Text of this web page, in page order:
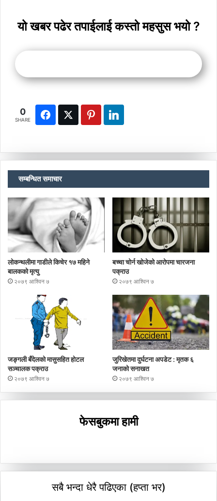
यो खबर पढेर तपाईलाई कस्तो महसुस भयो ?
0
SHARE
सम्बन्धित समाचार
लोकन्थलीमा गाडीले किचेर १७ महिने
बालकको मृत्यु
२०७९ आश्विन ७
बच्चा चोर्न खोजेको आरोपमा चारजना
पक्राउ
२०७९ आश्विन ७
जङ्गली बँदेलको मासुसहित होटल
सञ्चालक पक्राउ
२०७९ आश्विन ७
जुरिखेतमा दुर्घटना अपडेट : मृतक ६
जनाको सनाखत
२०७९ आश्विन ७
फेसबुकमा हामी
सबै भन्दा धेरै पढिएका (हप्ता भर)